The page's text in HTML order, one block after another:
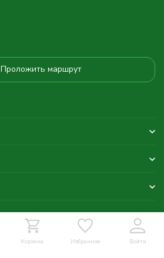
Корзина Избранное Войти
Проложить маршрут